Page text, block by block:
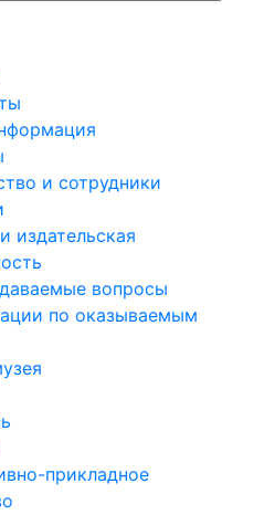
и сотрудники
издательская
вопросы
по оказываемым
прикладное